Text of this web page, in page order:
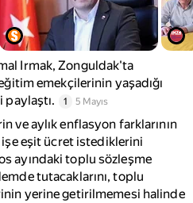
Irmak, Zonguldak'ta
emekçilerinin yaşadığı
paylaştı.
1 5 Mayıs
ve aylık enflasyon farklarının
işe eşit ücret istediklerini
ayındaki toplu sözleşme
tutacaklarını, toplu
yerine getirilmemesi halinde